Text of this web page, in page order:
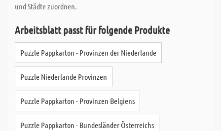
und Städte zuordnen.
Arbeitsblatt passt für folgende Produkte
Puzzle Pappkarton - Provinzen der Niederlande
Puzzle Niederlande Provinzen
Puzzle Pappkarton - Provinzen Belgiens
Puzzle Pappkarton - Bundesländer Österreichs